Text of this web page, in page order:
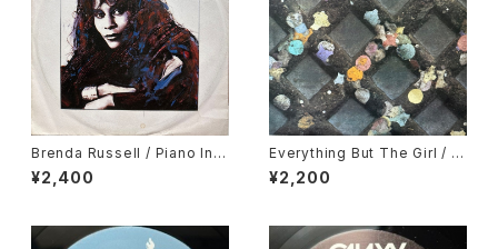
Brenda Russell / Piano In T
he Dark
¥2,400
Everything But The Girl / I
Don't Want To Talk About I
t
¥2,200